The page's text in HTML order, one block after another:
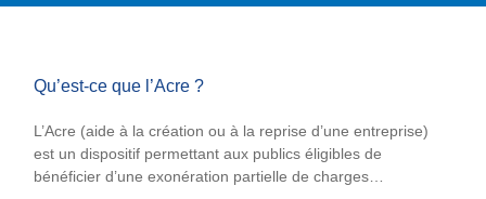
Qu’est-ce que l’Acre ?
L’Acre (aide à la création ou à la reprise d’une entreprise)
est un dispositif permettant aux publics éligibles de
bénéficier d’une exonération partielle de charges…